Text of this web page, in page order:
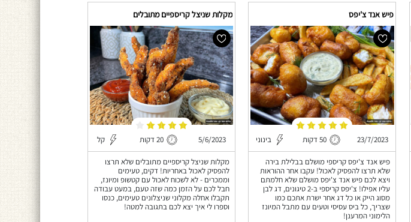
פיש אנד צ'יפס
23/7/2023 50 דקות בינוני
פיש אנד צ'יפס קריספי מושלם בבלילת בירה
שלא תרצו להפסיק לאכול! עקבו אחר ההוראות
ויצא לכם פיש אנד צ'יפס מושלם שלא חלמתם
עליו אפילו! צ'יפס קריספי ב-2 טיגונים, דג לבן
מסוג הייק או כל דג אחר ישרת אתכם כמו
שצריך, כל ביס עסיסי וטעים עם מתבל המיונז
הלימוני המרענן!
מקלות שניצל קריספיים מתובלים
5/6/2023 20 דקות קל
מקלות שניצל קריספיים מתובלים שלא תרצו
להפסיק לאכול באחריות! דקים, טעימים
וממכרים - לא לשכוח לאכול עם קטשופ ומיונז,
חבל לכם על הזמן כמה שזה טעם, במעט עבודה
תקבלו אחלה מקלוני שניצלונים טעימים, כנסו
וספרו לי איך יצא לכם בתגובה למטה!